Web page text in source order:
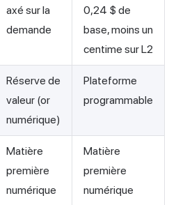
axé sur la
demande
0,24 $ de
base, moins un
centime sur L2
Réserve de
valeur (or
numérique)
Plateforme
programmable
Matière
première
numérique
Matière
première
numérique